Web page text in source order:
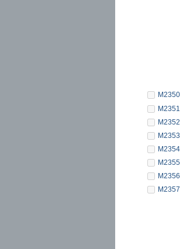
M2350
M2351
M2352
M2353
M2354
M2355
M2356
M2357